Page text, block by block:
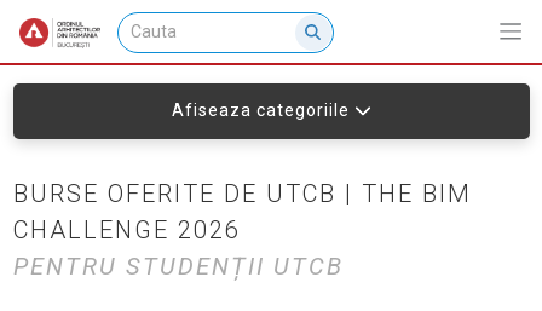
Afiseaza categoriile
BURSE OFERITE DE UTCB | THE BIM
CHALLENGE 2026
PENTRU STUDENȚII UTCB